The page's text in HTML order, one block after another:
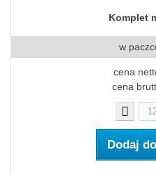
Komplet
w
cena
cena
Dodaj